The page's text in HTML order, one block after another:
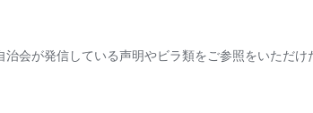
会が発信している声明やビラ類をご参照をいただ